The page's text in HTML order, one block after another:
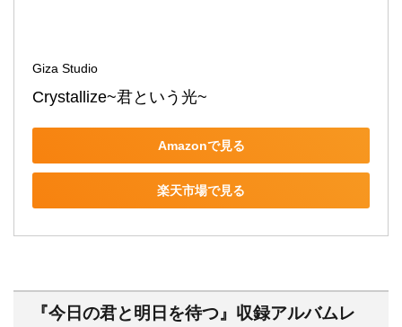
Giza Studio
Crystallize~君という光~
Amazonで見る
楽天市場で見る
『今日の君と明日を待つ』収録アルバムレ